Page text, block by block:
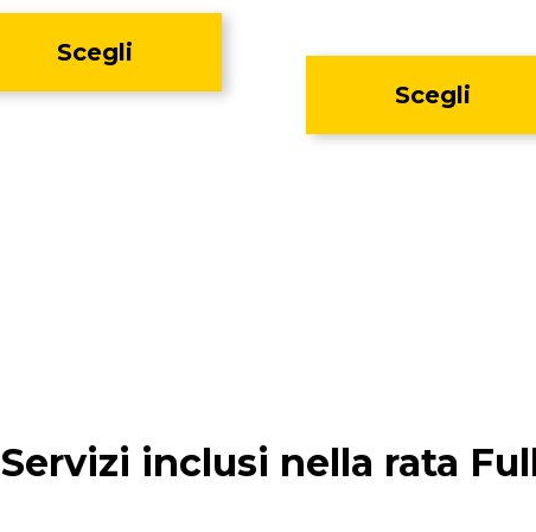
Scegli
Scegli
Servizi inclusi nella rata